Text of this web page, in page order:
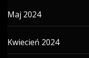
Maj 2024
Kwiecień 2024